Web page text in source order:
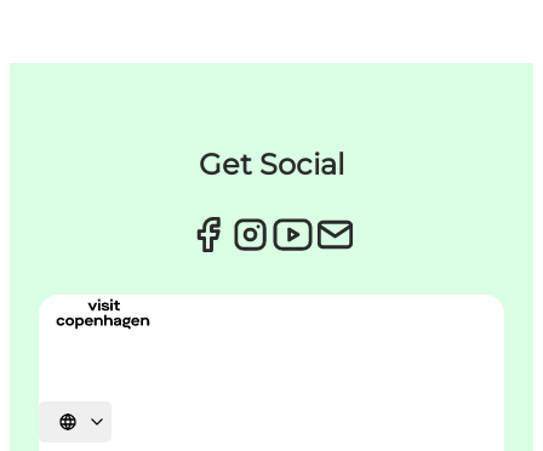
Get Social
Vælg sprog